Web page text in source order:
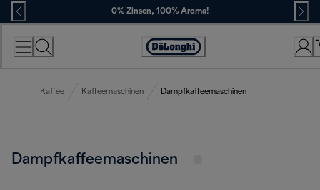
Skip
to
Content
0% Zinsen, 100% Aroma!
Erklärung
Zugänglichkeit
Kaffee Kaffeemaschinen Dampfkaffeemaschinen
Dampfkaffeemaschinen